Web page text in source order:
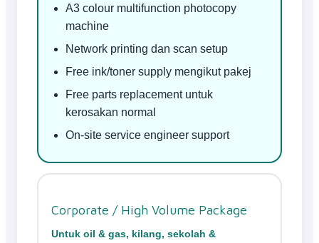
A3 colour multifunction photocopy
machine
Network printing dan scan setup
Free ink/toner supply mengikut pakej
Free parts replacement untuk
kerosakan normal
On-site service engineer support
Corporate / High Volume Package
Untuk oil & gas, kilang, sekolah &